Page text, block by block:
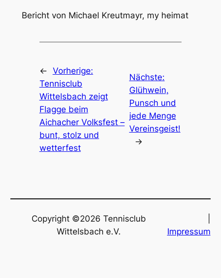
Bericht von Michael Kreutmayr, my heimat
← Vorherige:
Tennisclub
Wittelsbach zeigt
Flagge beim
Aichacher Volksfest –
bunt, stolz und
wetterfest
Nächste:
Glühwein,
Punsch und
jede Menge
Vereinsgeist!
→
Copyright ©2026 Tennisclub
Wittelsbach e.V.
Impressum